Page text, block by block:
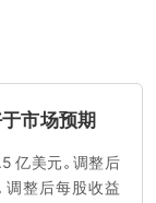
市场预期
亿美元。调整后
调整后每股收益